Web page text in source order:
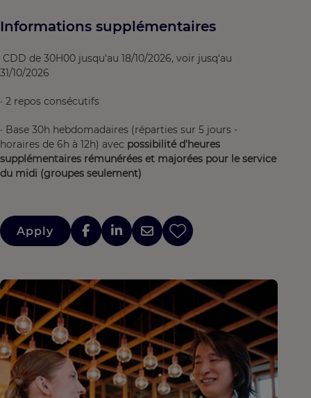
Informations supplémentaires
CDD de 30H00 jusqu'au 18/10/2026, voir jusq'au
31/10/2026
· 2 repos consécutifs
· Base 30h hebdomadaires (réparties sur 5 jours -
horaires de 6h à 12h) avec possibilité d'heures
supplémentaires rémunérées et majorées pour le service
du midi (groupes seulement)
Apply